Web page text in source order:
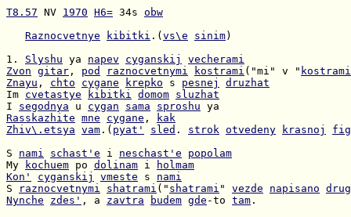
T8.57 NV 1970 H6= 34s obw
Raznocvetnye
kibitki .( vs\e sinim)
1. Slyshu ya napev cyganskij
vecherami
Zvon gitar , pod raznocvetnymi kostrami ("mi" v " kostrami
Znayu , chto cygane krepko s pesnej
druzhat
Im cvetastye kibitki domom sluzhat
I segodnya u cygan sama sproshu
Rasskazhite mne cygane ,
kak
Zhiv\.etsya vam .( pyat' sled . strok otvedeny krasnoj
S nami schast'e i neschast'e
popolam
My
kochuem po dolinam i
holmam
Kon'
cyganskij vmeste s nami
S
raznocvetnymi shatrami (" shatrami " vezde napisano
Nynche
zdes' , a zavtra budem gde -to tam .